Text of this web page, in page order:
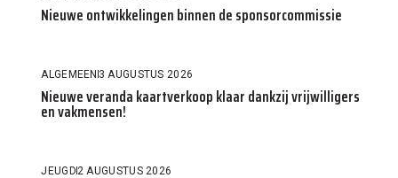
Nieuwe ontwikkelingen binnen de sponsorcommissie
ALGEMEEN3 AUGUSTUS 2026
Nieuwe veranda kaartverkoop klaar dankzij vrijwilligers
en vakmensen!
JEUGD2 AUGUSTUS 2026